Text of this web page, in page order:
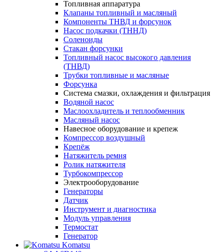
Топливная аппаратура
Клапаны топливный и масляный
Компоненты ТНВД и форсунок
Насос подкачки (ТННД)
Соленоиды
Стакан форсунки
Топливный насос высокого давления
(ТНВД)
Трубки топливные и масляные
Форсунка
Система смазки, охлаждения и фильтрация
Водяной насос
Маслоохладитель и теплообменник
Масляный насос
Навесное оборудование и крепеж
Компрессор воздушный
Крепёж
Натяжитель ремня
Ролик натяжителя
Турбокомпрессор
Электрооборудование
Генераторы
Датчик
Инструмент и диагностика
Модуль управления
Термостат
Генератор
Komatsu